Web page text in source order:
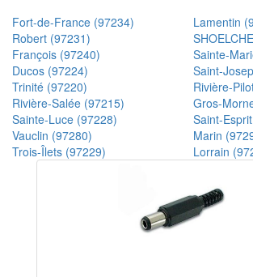
Fort-de-France (97234)
Lamentin
Robert (97231)
François (97240)
Sainte-
Ducos (97224)
Saint-
Trinité (97220)
Rivière-
Rivière-Salée (97215)
Gros-
Sainte-Luce (97228)
Saint-
Vauclin (97280)
Marin
Trois-Îlets (97229)
Lorrain